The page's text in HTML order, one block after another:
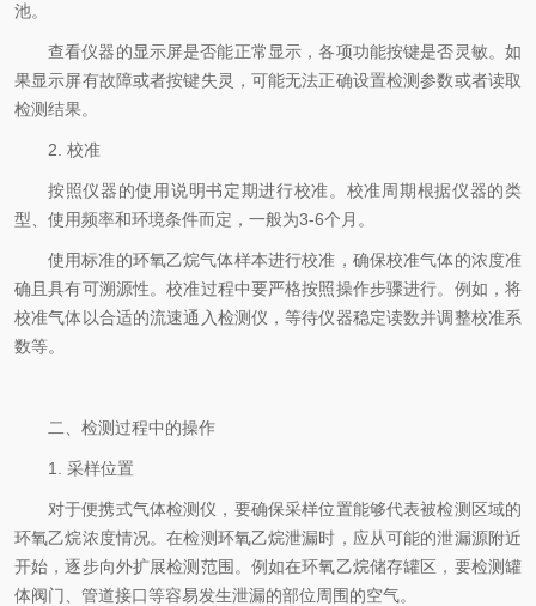
池。
查看仪器的显示屏是否能正常显示，各项功能按键是否灵敏。如
果显示屏有故障或者按键失灵，可能无法正确设置检测参数或者读取
检测结果。
2. 校准
按照仪器的使用说明书定期进行校准。校准周期根据仪器的类
型、使用频率和环境条件而定，一般为3-6个月。
使用标准的环氧乙烷气体样本进行校准，确保校准气体的浓度准
确且具有可溯源性。校准过程中要严格按照操作步骤进行。例如，将
校准气体以合适的流速通入检测仪，等待仪器稳定读数并调整校准系
数等。
二、检测过程中的操作
1. 采样位置
对于便携式气体检测仪，要确保采样位置能够代表被检测区域的
环氧乙烷浓度情况。在检测环氧乙烷泄漏时，应从可能的泄漏源附近
开始，逐步向外扩展检测范围。例如在环氧乙烷储存罐区，要检测罐
体阀门、管道接口等容易发生泄漏的部位周围的空气。